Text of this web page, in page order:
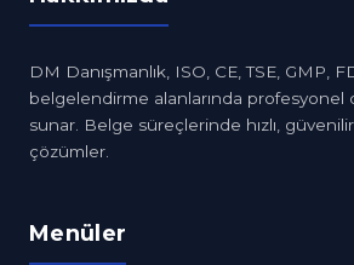
DM Danışmanlık, ISO, CE, TSE, GMP,
belgelendirme alanlarında profesyonel
sunar. Belge süreçlerinde hızlı,
çözümler.
Menüler